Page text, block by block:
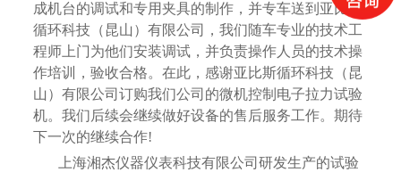
成机台的调试和专用夹具的制作，并专车送到亚比斯
循环科技（昆山）有限公司，我们随车专业的技术工
程师上门为他们安装调试，并负责操作人员的技术操
作培训，验收合格。在此，感谢亚比斯循环科技（昆
山）有限公司订购我们公司的微机控制电子拉力试验
机。我们后续会继续做好设备的售后服务工作。期待
下一次的继续合作!
上海湘杰仪器仪表科技有限公司研发生产的试验